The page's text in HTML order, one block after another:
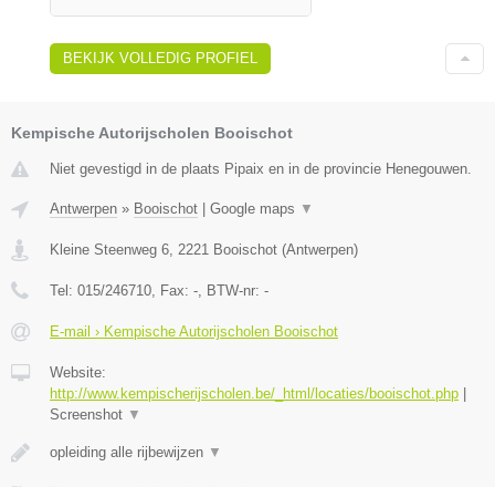
BEKIJK VOLLEDIG PROFIEL
Kempische Autorijscholen Booischot
Niet gevestigd in de plaats Pipaix en in de provincie Henegouwen.
Antwerpen » Booischot Google maps ▼
Kleine Steenweg 6, 2221 Booischot (Antwerpen)
Tel: 015/246710, Fax: -, BTW-nr: -
E-mail › Kempische Autorijscholen Booischot
Website:
http://www.kempischerijscholen.be/_html/locaties/booischot.php
Screenshot ▼
opleiding alle rijbewijzen ▼